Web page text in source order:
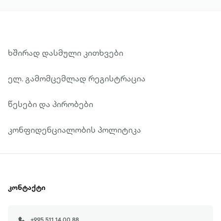
უმეტესწილად, ცდილობენ, მამები
გაამართლონ. მე ამგვარ მიზანს არ
რაკი წარმოვიდგენ 30-იანი წლების
საბჭოთა კავშირის პოლიტიკურ
რეალობას და ამ კონტექსტში მამაჩემის
წარმატებული პარტიული კარიერის
შემდეგაც მას არაერთ მორალურ
ხშირად დასმული კითხვები
ელ. გამომცემლად რეგისტრაცია
წესები და პირობები
კონფიდენციალობის პოლიტიკა
კონტაქტი